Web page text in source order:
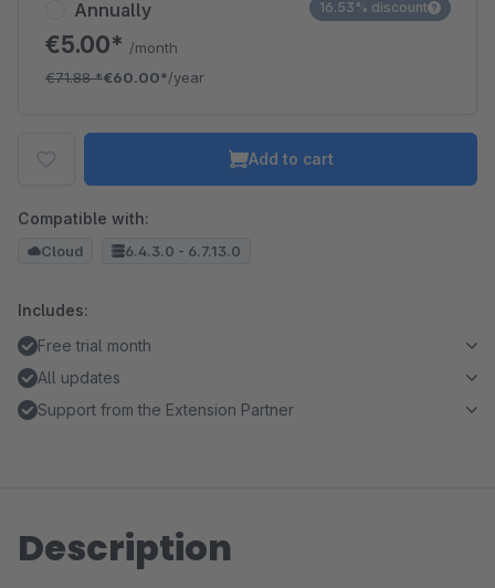
Annually
€5.00* /month
€71.88*€60.00*/year
16.53% discount
Add to cart
Compatible with:
Cloud 6.4.3.0 - 6.7.13.0
Includes:
Free trial month
All updates
Support from the Extension Partner
Description